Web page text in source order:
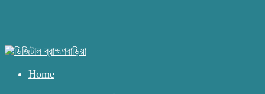
Home